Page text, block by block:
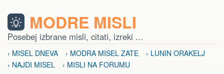
MODRE MISLI
Posebej izbrane misli, citati, izreki ...
› MISEL DNEVA › MODRA MISEL ZATE
› LUNIN ORAKELJ
› NAJDI MISEL
› MISLI NA FORUMU